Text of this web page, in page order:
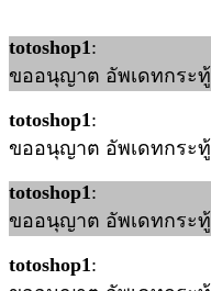
totoshop1:
ขออนุญาต อัพเดทกระทู้
totoshop1:
ขออนุญาต อัพเดทกระทู้
totoshop1:
ขออนุญาต อัพเดทกระทู้
totoshop1: